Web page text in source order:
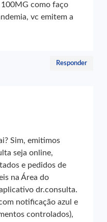
como faço
vc emitem a
Responder
Sim, emitimos
seja online,
e pedidos de
na Área do
dr.consulta.
notificação azul e
controlados),